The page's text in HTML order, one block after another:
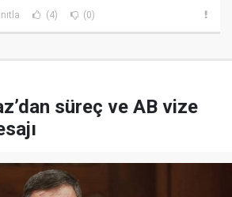
(4) (0)
süreç ve AB vize